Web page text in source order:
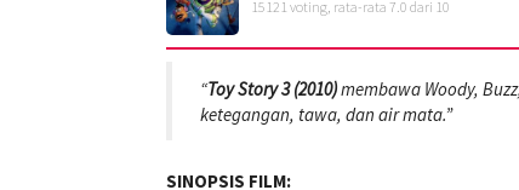
15121 voting, rata-rata 7.0 dari 10
“Toy Story 3 (2010)membawa Woody,
ketegangan, tawa, dan air mata.”
SINOPSIS FILM: